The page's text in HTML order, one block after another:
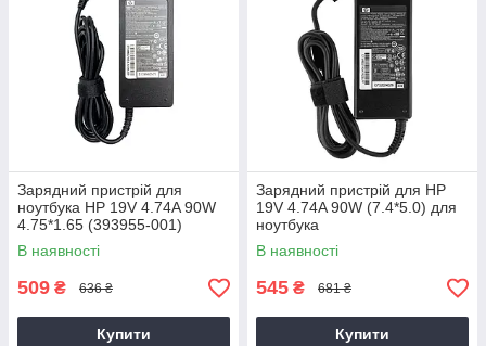
Зарядний пристрій для
ноутбука HP 19V 4.74A 90W
4.75*1.65 (393955-001)
В наявності
509 ₴ 636 ₴
Купити
Зарядний пристрій для HP
19V 4.74A 90W (7.4*5.0) для
ноутбука
В наявності
545 ₴ 681 ₴
Купити